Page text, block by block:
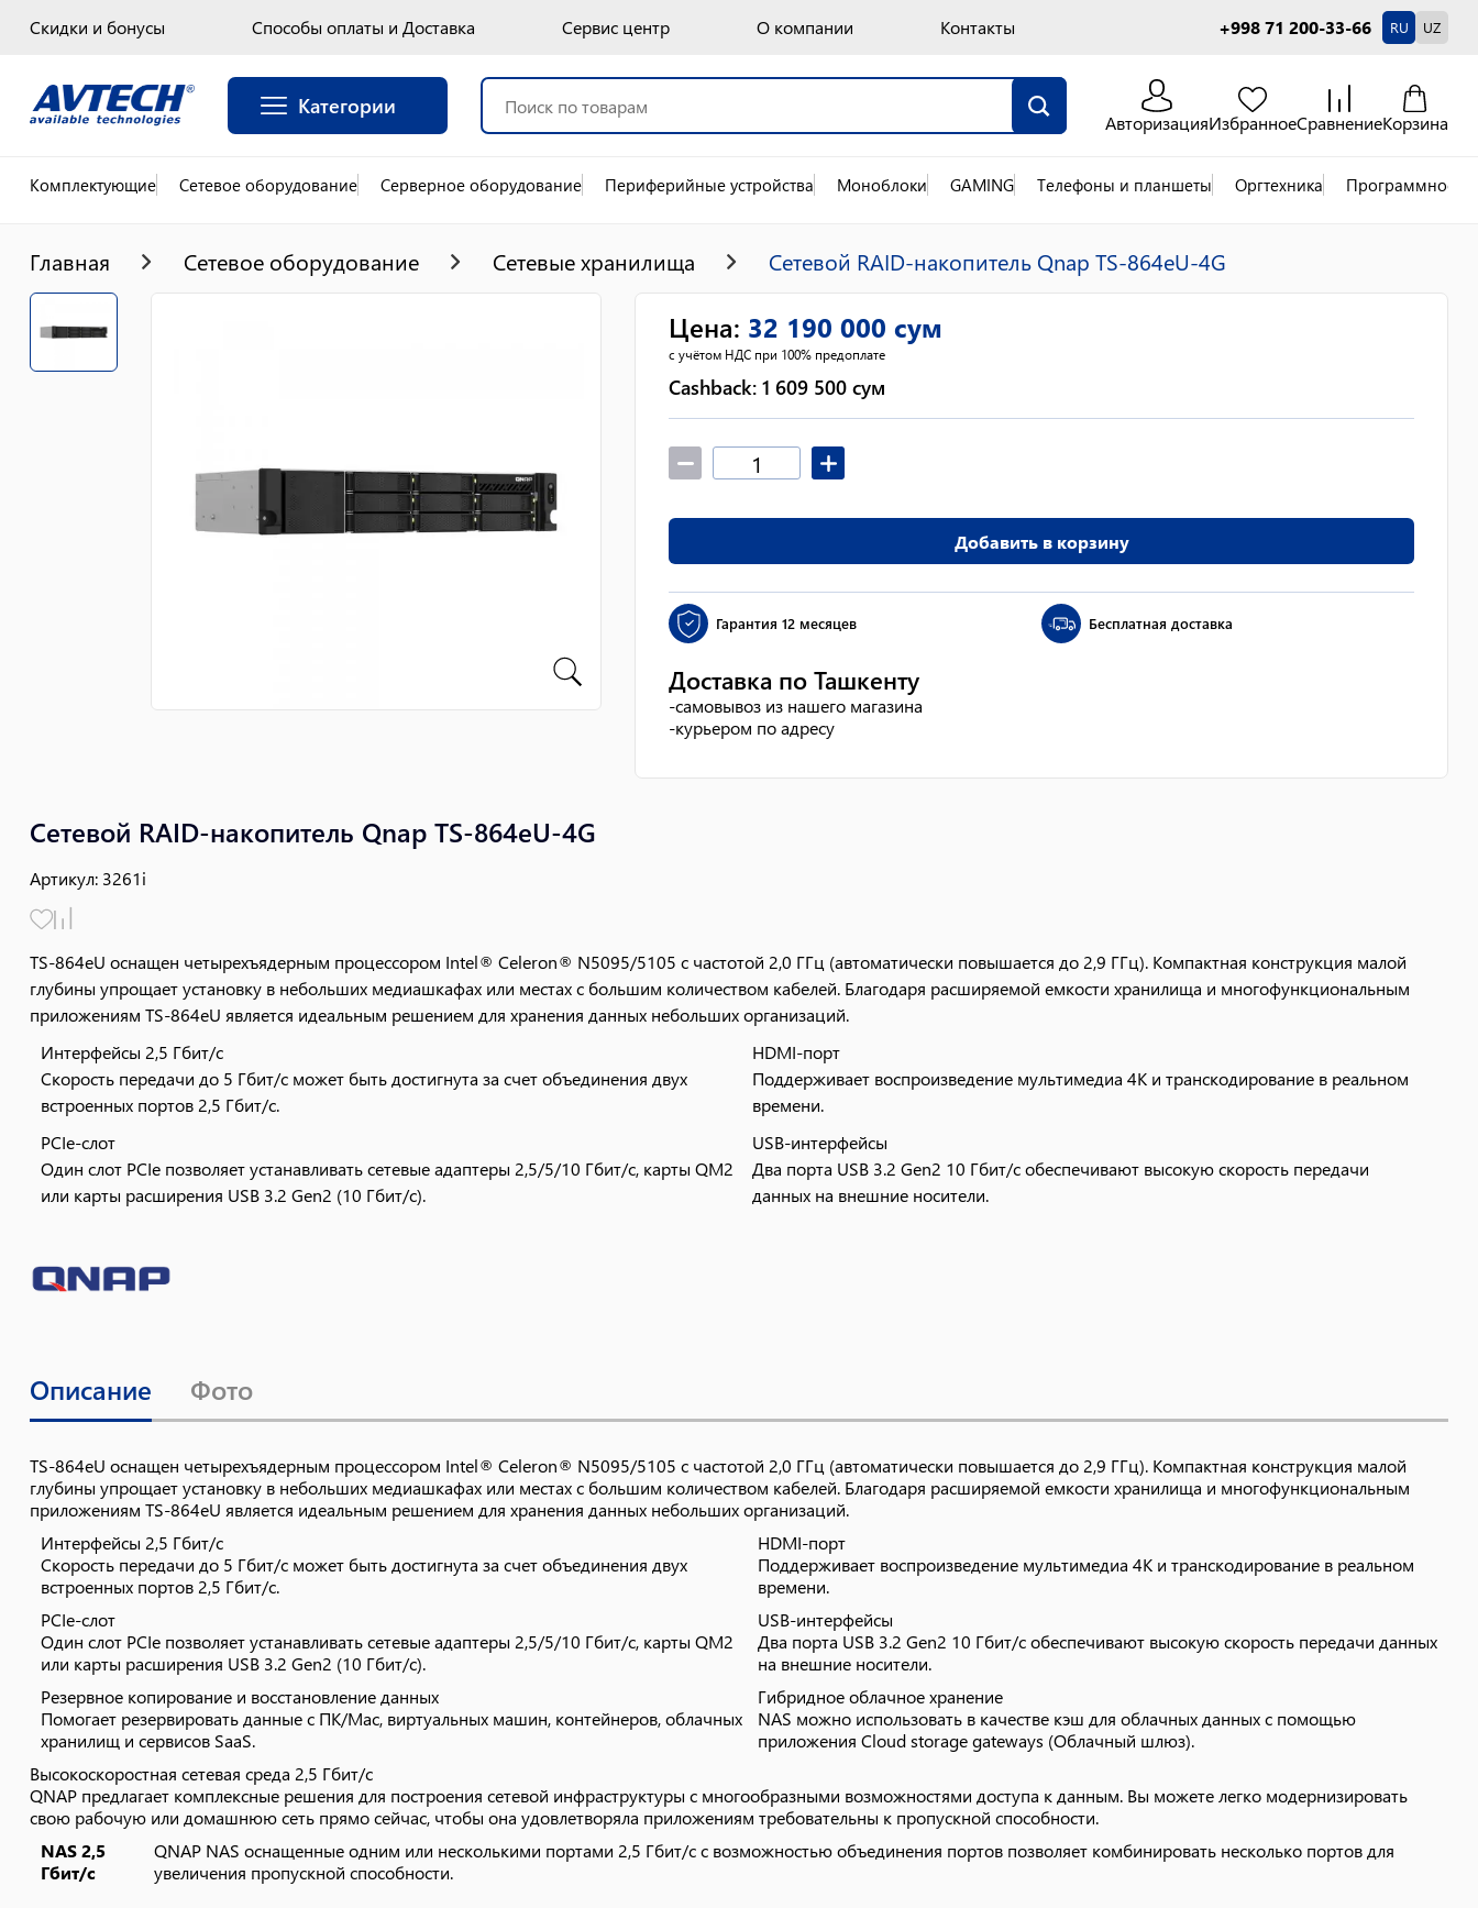
Скидки и бонусы Способы оплаты и Доставка Сервис центр О компании Контакты +998 71 200-33-66 RU UZ
Категории
АвторизацияИзбранноеСравнениеКорзина
Комплектующие Сетевое оборудование Серверное оборудование Периферийные устройства Моноблоки GAMING Телефоны и планшеты Оргтехника Программное
Главная Сетевое оборудование Сетевые хранилища Сетевой RAID-накопитель Qnap TS-864eU-4G
Сетевой RAID-накопитель Qnap TS-864eU-4G
Артикул: 3261i
TS-864eU оснащен четырехъядерным процессором Intel® Celeron® N5095/5105 с частотой 2,0 ГГц (автоматически повышается до 2,9 ГГц). Компактная конструкция малой
глубины упрощает установку в небольших медиашкафах или местах с большим количеством кабелей. Благодаря расширяемой емкости хранилища и многофункциональным
приложениям TS-864eU является идеальным решением для хранения данных небольших организаций.
Интерфейсы 2,5 Гбит/c
Скорость передачи до 5 Гбит/с может быть достигнута за счет объединения двух
встроенных портов 2,5 Гбит/с.
HDMI-порт
Поддерживает воспроизведение мультимедиа 4K и транскодирование в реальном
времени.
PCIe-слот
Один слот PCIe позволяет устанавливать сетевые адаптеры 2,5/5/10 Гбит/с, карты QM2
или карты расширения USB 3.2 Gen2 (10 Гбит/с).
USB-интерфейсы
Два порта USB 3.2 Gen2 10 Гбит/с обеспечивают высокую скорость передачи
данных на внешние носители.
облачных хранилищ и сервисов SaaS.
Ускорение распознавания и кэширование изображений с помощью искусственного интеллекта на основе TPU
или Edge TPU для распознавания изображений на основе ИИ.
Твердотельные накопители
NVMe для кэширования или
организации
многоуровневого хранения
отдельно) для повышения общей производительности NAS на основе кэширования. Технология Qtier™ также может быть использована для
увеличения скорости доступа к данным TS-864eU с автоматическим многоуровневым хранением.
Ускорьте распознавание
изображений на основе
помощью TPU
Используя Google Edge TPU для QNAP AI Core (механизм распознавания изображений на основе искусственного интеллекта), TS-864eU может
выполнять высокоскоростное распознавание лиц и объектов. Google Edge TPU позволяет QuMagie быстро обрабатывать тысячи фотографий
с помощью высокоскоростного распознавания и классификации изображений, а QVR Face — анализировать видео в реальном времени для
мгновенного распознавания лиц.
Выход HDMI 4K для просмотра мультимедиа контента
TS-864eU оснащен графической картой Intel® UHD Graphics, которая поддерживает двухканальное аппаратное декодирование и транскодирование в реальном времени*.
Выход HDMI 1.4b поддерживает разрешение до 4K при частоте 30 Гц для таких задач, как производство/редактирование видео или промышленный дизайн, где требуется
Цена: 32 190 000 сум
с учётом НДС при 100% предоплате
Cashback: 1 609 500 сум
Добавить в корзину
Гарантия 12 месяцев Бесплатная доставка
Доставка по Ташкенту
-самовывоз из нашего магазина
-курьером по адресу
Описание Фото
TS-864eU оснащен четырехъядерным процессором Intel® Celeron® N5095/5105 с частотой 2,0 ГГц (автоматически повышается до 2,9 ГГц). Компактная конструкция малой
глубины упрощает установку в небольших медиашкафах или местах с большим количеством кабелей. Благодаря расширяемой емкости хранилища и многофункциональным
приложениям TS-864eU является идеальным решением для хранения данных небольших организаций.
Интерфейсы 2,5 Гбит/c
Скорость передачи до 5 Гбит/с может быть достигнута за счет объединения двух
встроенных портов 2,5 Гбит/с.
HDMI-порт
Поддерживает воспроизведение мультимедиа 4K и транскодирование в реальном
времени.
PCIe-слот
Один слот PCIe позволяет устанавливать сетевые адаптеры 2,5/5/10 Гбит/с, карты QM2
или карты расширения USB 3.2 Gen2 (10 Гбит/с).
USB-интерфейсы
Два порта USB 3.2 Gen2 10 Гбит/с обеспечивают высокую скорость передачи данных
на внешние носители.
Резервное копирование и восстановление данных
Помогает резервировать данные с ПК/Mac, виртуальных машин, контейнеров, облачных
хранилищ и сервисов SaaS.
Гибридное облачное хранение
NAS можно использовать в качестве кэш для облачных данных с помощью
приложения Cloud storage gateways (Облачный шлюз).
Высокоскоростная сетевая среда 2,5 Гбит/с
QNAP предлагает комплексные решения для построения сетевой инфраструктуры с многообразными возможностями доступа к данным. Вы можете легко модернизировать
свою рабочую или домашнюю сеть прямо сейчас, чтобы она удовлетворяла приложениям требовательны к пропускной способности.
NAS 2,5
Гбит/с
QNAP NAS оснащенные одним или несколькими портами 2,5 Гбит/с с возможностью объединения портов позволяет комбинировать несколько портов для
увеличения пропускной способности.